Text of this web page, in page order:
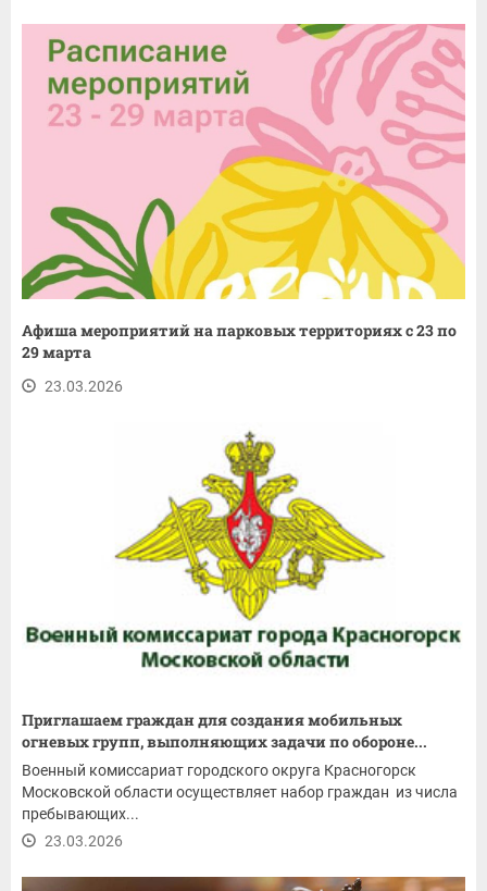
Афиша мероприятий на парковых территориях с 23 по
29 марта
23.03.2026
Приглашаем граждан для создания мобильных
огневых групп, выполняющих задачи по обороне...
Военный комиссариат городского округа Красногорск
Московской области осуществляет набор граждан из числа
пребывающих...
23.03.2026